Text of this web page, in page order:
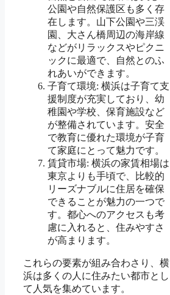
公園や自然保護区も多く存
在します。山下公園や三渓
園、大さん橋周辺の海岸線
などがリラックスやピクニ
ックに最適で、自然とのふ
れあいができます。
子育て環境: 横浜は子育て支
援制度が充実しており、幼
稚園や学校、保育施設など
が整備されています。安全
で教育に優れた環境が子育
て家庭にとって魅力です。
賃貸市場: 横浜の家賃相場は
東京よりも手頃で、比較的
リーズナブルに住居を確保
できることが魅力の一つで
す。都心へのアクセスも考
慮に入れると、住みやすさ
が高まります。
これらの要素が組み合わさり、横
浜は多くの人に住みたい都市とし
て人気を集めています。